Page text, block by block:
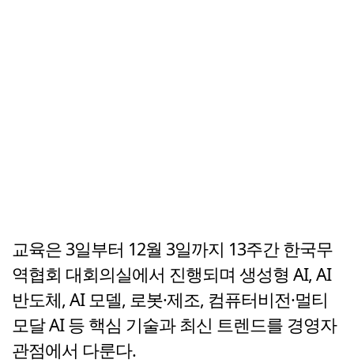
교육은 3일부터 12월 3일까지 13주간 한국무
역협회 대회의실에서 진행되며 생성형 AI, AI
반도체, AI 모델, 로봇·제조, 컴퓨터비전·멀티
모달 AI 등 핵심 기술과 최신 트렌드를 경영자
관점에서 다룬다.